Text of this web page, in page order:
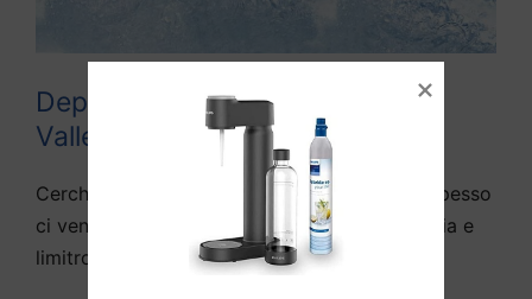
Depuratori acqua domestici
Vallefoglia
Cerchiamo di rispondere alle domande che spesso
ci vengono fatte da diversi utenti di Vallefoglia e
limitrofi: